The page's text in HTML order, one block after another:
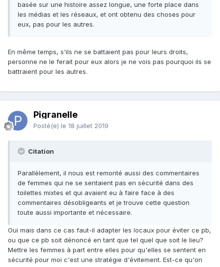
basée sur une histoire assez longue, une forte place dans
les médias et les réseaux, et ont obtenu des choses pour
eux, pas pour les autres.
En même temps, s'ils ne se battaient pas pour leurs droits,
personne ne le ferait pour eux alors je ne vois pas pourquoi ils se
battraient pour les autres.
Pigranelle
Posté(e) le 18 juillet 2019
Citation
Parallèlement, il nous est remonté aussi des commentaires
de femmes qui ne se sentaient pas en sécurité dans des
toilettes mixtes et qui avaient eu à faire face à des
commentaires désobligeants et je trouve cette question
toute aussi importante et nécessaire.
Oui mais dans ce cas faut-il adapter les locaux pour éviter ce pb,
ou que ce pb soit dénoncé en tant que tel quel que soit le lieu?
Mettre les femmes à part entre elles pour qu'elles se sentent en
sécurité pour moi c'est une stratégie d'évitement. Est-ce qu'on